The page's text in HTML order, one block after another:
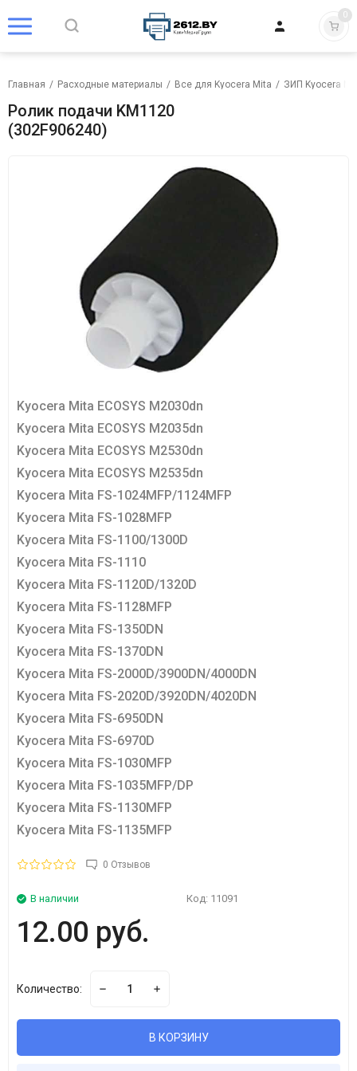
0
Главная / Расходные материалы / Все для Kyocera Mita / ЗИП Kyocera
Ролик подачи KM1120
(302F906240)
Kyocera Mita ECOSYS M2030dn
Kyocera Mita ECOSYS M2035dn
Kyocera Mita ECOSYS M2530dn
Kyocera Mita ECOSYS M2535dn
Kyocera Mita FS-1024MFP/1124MFP
Kyocera Mita FS-1028MFP
Kyocera Mita FS-1100/1300D
Kyocera Mita FS-1110
Kyocera Mita FS-1120D/1320D
Kyocera Mita FS-1128MFP
Kyocera Mita FS-1350DN
Kyocera Mita FS-1370DN
Kyocera Mita FS-2000D/3900DN/4000DN
Kyocera Mita FS-2020D/3920DN/4020DN
Kyocera Mita FS-6950DN
Kyocera Mita FS-6970D
Kyocera Mita FS-1030MFP
Kyocera Mita FS-1035MFP/DP
Kyocera Mita FS-1130MFP
Kyocera Mita FS-1135MFP
0 Отзывов
В наличии Код: 11091
12.00 руб.
Количество:
В КОРЗИНУ